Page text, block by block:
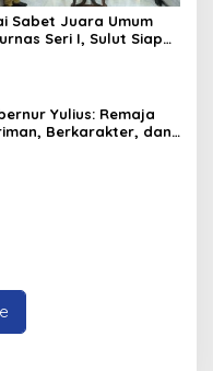
Sabet Juara Umum
Seri I, Sulut Siap
Yulius: Remaja
Berkarakter, dan